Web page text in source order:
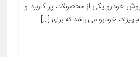
خودرو یکی از محصولات پر کاربرد و
خودرو می باشد که برای […]